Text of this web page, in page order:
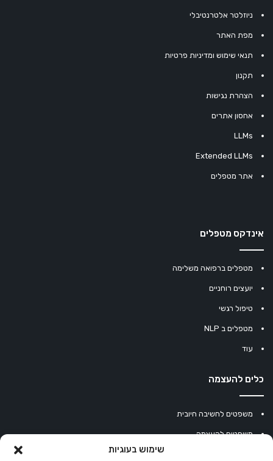
שימוש בעוגיות
ניוזלטר אלטרנטיבלי
מפת האתר
תנאי שימוש ומדיניות פרטיות
תקנון
הצהרת נגישות
אחסון אתרים
LLMs
Extended LLMs
אתר מטפלים
אינדקס מטפלים
מטפלים ברפואה משלימה
יועצים רוחניים
טיפול רגשי
מטפלים ב NLP
עוד
כלים להעצמה
משפטים לחשיבה חיובית
משפטים להעצמה